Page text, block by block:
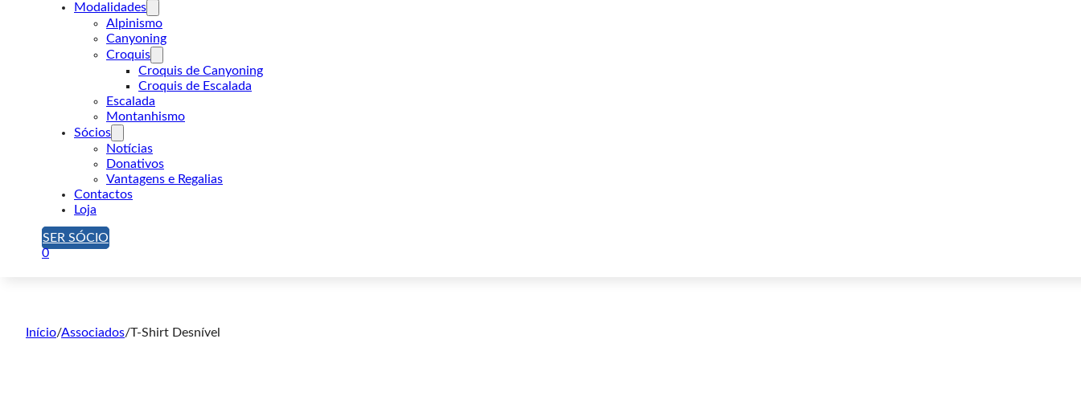
Modalidades
Alpinismo
Canyoning
Croquis
Croquis de Canyoning
Croquis de Escalada
Escalada
Montanhismo
Sócios
Notícias
Donativos
Vantagens e Regalias
Contactos
Loja
SER SÓCIO
0
Início/Associados/T-Shirt Desnível